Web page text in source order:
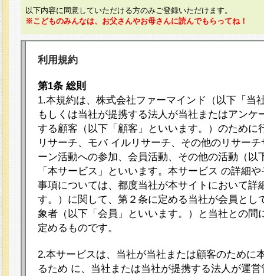
以下内容に同意していただける方のみご登録いただけます。
※こどものみんなは、お父さんやお母さんに読んでもらってね！
利用規約
第1条 総則
1.本規約は、株式会社ファーマインド（以下「当
もしくは当社が提携する法人が当社またはアンケ
する顧客（以下「顧客」といいます。）のために
リサーチ、モバ イルリサーチ、その他のリサー
ーン活動への参加、会員活動、その他の活動（以
「本サービス」といいます。本サービス の詳細
事項については、都度当社が本サイトにおいて詳
す。）に関して、第２条に定める当社が会員とし
象者（以下「会員」といいます。）と当社との間
定めるものです。
2.本サービスは、当社が当社または顧客のために
るため に、当社または当社が提携する法人が運